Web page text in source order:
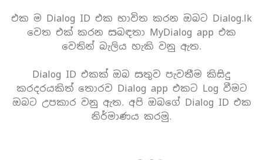
එක ම Dialog ID එක භාවිත කරන ඔබට Dialog.lk
වෙත එක් කරන සබඳතා MyDialog app එක
වෙතින් බැලිය හැකි වනු ඇත.
Dialog ID එකක් ඔබ සතුව පැවතීම කිසිදු
කරදරයකිත් තොරව Dialog app එකට Log වීමට
ඔබට උපකාර වනු ඇත. අපි ඔබගේ Dialog ID එක
නිර්මාණය කරමු.